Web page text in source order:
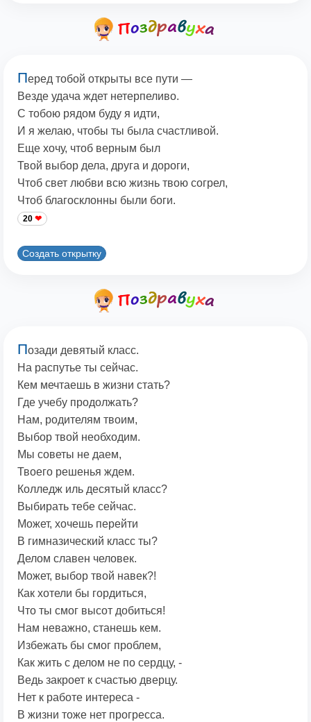
Перед тобой открыты все пути —
Везде удача ждет нетерпеливо.
С тобою рядом буду я идти,
И я желаю, чтобы ты была счастливой.
Еще хочу, чтоб верным был
Твой выбор дела, друга и дороги,
Чтоб свет любви всю жизнь твою согрел,
Чтоб благосклонны были боги.
20
Создать открытку
Позади девятый класс.
На распутье ты сейчас.
Кем мечтаешь в жизни стать?
Где учебу продолжать?
Нам, родителям твоим,
Выбор твой необходим.
Мы советы не даем,
Твоего решенья ждем.
Колледж иль десятый класс?
Выбирать тебе сейчас.
Может, хочешь перейти
В гимназический класс ты?
Делом славен человек.
Может, выбор твой навек?!
Как хотели бы гордиться,
Что ты смог высот добиться!
Нам неважно, станешь кем.
Избежать бы смог проблем,
Как жить с делом не по сердцу, -
Ведь закроет к счастью дверцу.
Нет к работе интереса -
В жизни тоже нет прогресса.